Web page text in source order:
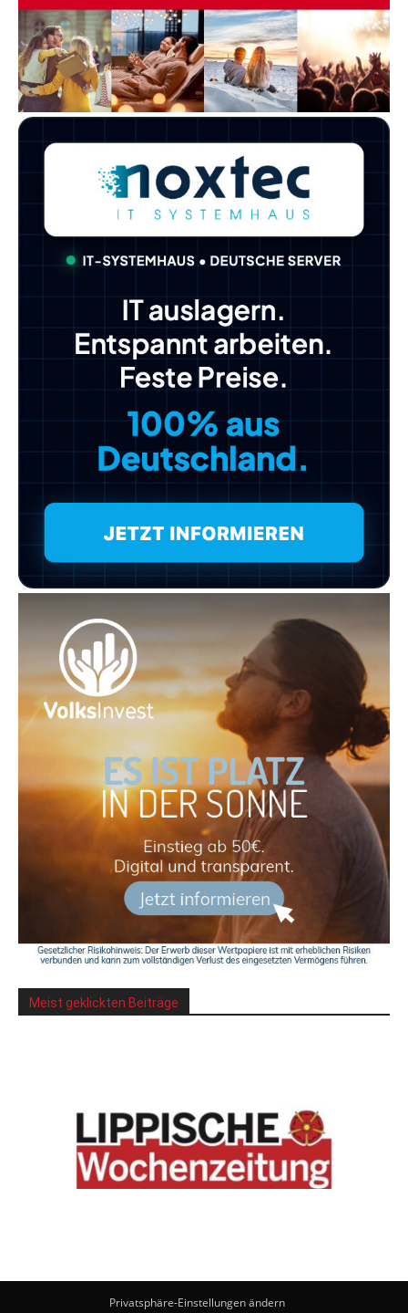
Meist geklickten Beiträge
Privatsphäre-Einstellungen ändern